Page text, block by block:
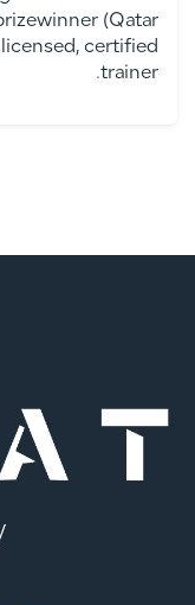
(Qatar
licensed, certified
trainer.